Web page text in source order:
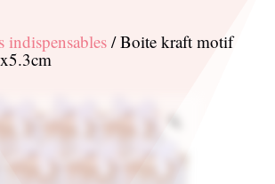
indispensables/ Boite kraft motif